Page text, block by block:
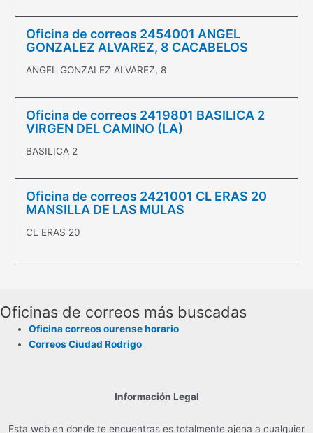
Oficina de correos 2454001 ANGEL
GONZALEZ ALVAREZ, 8 CACABELOS
ANGEL GONZALEZ ALVAREZ, 8
Oficina de correos 2419801 BASILICA 2
VIRGEN DEL CAMINO (LA)
BASILICA 2
Oficina de correos 2421001 CL ERAS 20
MANSILLA DE LAS MULAS
CL ERAS 20
Oficinas de correos más buscadas
Oficina correos ourense horario
Correos Ciudad Rodrigo
Información Legal
Esta web en donde te encuentras es totalmente ajena a cualquier